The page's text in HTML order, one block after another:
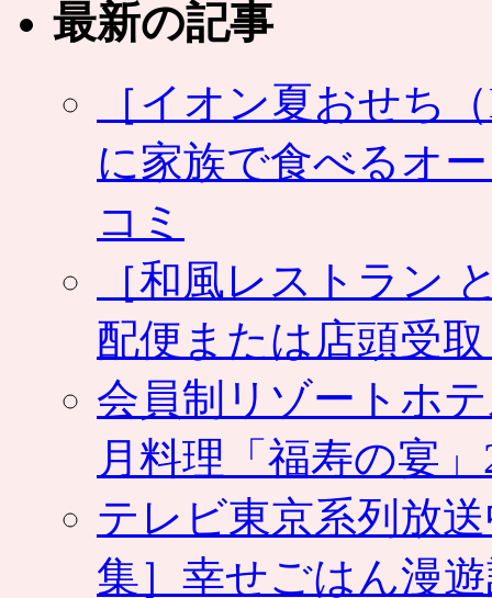
最新の記事
［イオン夏おせち
に家族で食べるオ
コミ
［和風レストラン
配便または店頭受
会員制リゾートホ
月料理「福寿の宴
テレビ東京系列放
集］幸せごはん漫